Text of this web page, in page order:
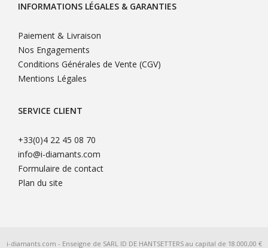
INFORMATIONS LÉGALES & GARANTIES
Paiement & Livraison
Nos Engagements
Conditions Générales de Vente (CGV)
Mentions Légales
SERVICE CLIENT
+33(0)4 22 45 08 70
info@i-diamants.com
Formulaire de contact
Plan du site
i-diamants.com - Enseigne de SARL ID DE HANTSETTERS au capital de 18.000,00 €